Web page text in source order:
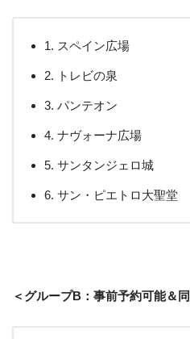
1. スペイン広場
2. トレビの泉
3. パンテオン
4. ナヴォーナ広場
5. サンタンジェロ城
6. サン・ピエトロ大聖堂
＜グループB：事前予約可能＆